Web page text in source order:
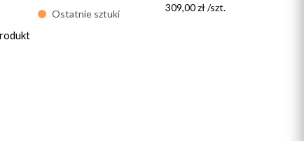
Ostatnie sztuki
309,00 zł /szt.